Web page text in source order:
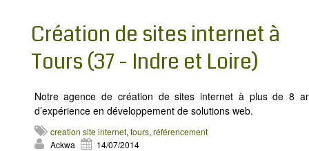
Création de sites internet à
Tours (37 - Indre et Loire)
Notre agence de création de sites internet à plus de 8
d’expérience en développement de solutions web.
creation site internet, tours, référencement
Ackwa
14/07/2014